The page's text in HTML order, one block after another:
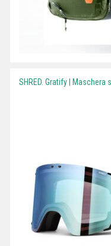
SHRED. Gratify |